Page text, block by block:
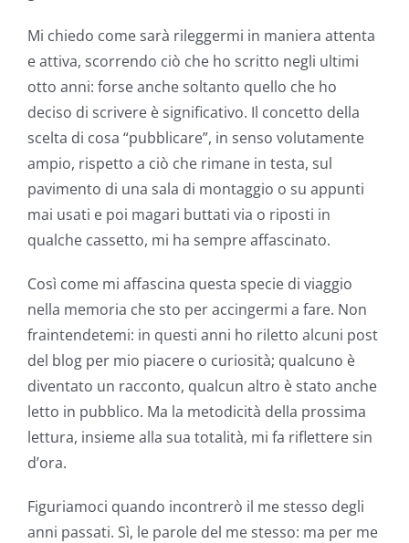
Mi chiedo come sarà rileggermi in maniera attenta
e attiva, scorrendo ciò che ho scritto negli ultimi
otto anni: forse anche soltanto quello che ho
deciso di scrivere è significativo. Il concetto della
scelta di cosa “pubblicare”, in senso volutamente
ampio, rispetto a ciò che rimane in testa, sul
pavimento di una sala di montaggio o su appunti
mai usati e poi magari buttati via o riposti in
qualche cassetto, mi ha sempre affascinato.
Così come mi affascina questa specie di viaggio
nella memoria che sto per accingermi a fare. Non
fraintendetemi: in questi anni ho riletto alcuni post
del blog per mio piacere o curiosità; qualcuno è
diventato un racconto, qualcun altro è stato anche
letto in pubblico. Ma la metodicità della prossima
lettura, insieme alla sua totalità, mi fa riflettere sin
d’ora.
Figuriamoci quando incontrerò il me stesso degli
anni passati. Sì, le parole del me stesso: ma per me